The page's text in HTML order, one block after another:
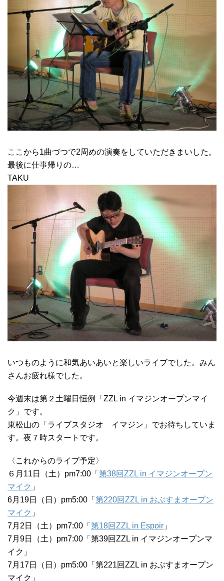
ここから1曲づつで2周めの演奏をしていただきまいした。
最後に仕事帰りの…
TAKU
いつものように和気あいあいと楽しいライブでした。みん
さんお疲れ様でした。
今週末は第２土曜日恒例「ZZL in イマジンオープンマイ
ク」です。
東松山の「ライブスタジオ イマジン」でお待ちしていま
す。夜７時スタートです。
〈これからのライブ予定〉
６月11日（土）pm7:00「 第38回ZZL in イマジンオープン
マイク 」
6月19日（日）pm5:00「 第220回ZZL in おぶすまオープン
マイク 」
7月2日（土）pm7:00「 第18回ZZL in Espoir 」
7月9日（土）pm7:00「第39回ZZL in イマジンオープンマ
イク」
7月17日（日）pm5:00「第221回ZZL in おぶすまオープン
マイク」